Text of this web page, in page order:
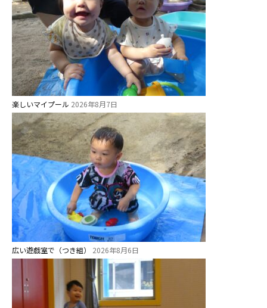
楽しいマイプール 2026年8月7日
広い遊戯室で（つき組） 2026年8月6日
お知らせ
今日の幼稚園
園児募集要項
教職員募集
園のこと
園舎案内
安⼼・安全対策
給⾷
課外教室
理事長のことば